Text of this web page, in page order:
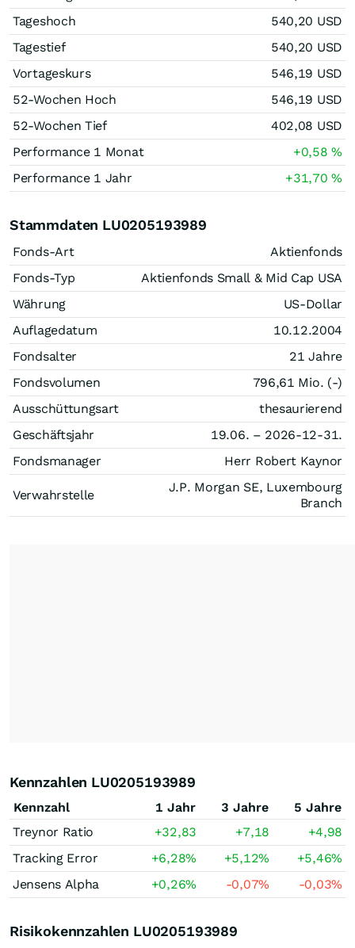
Tageshoch
540,20 USD
Tagestief
540,20 USD
Vortageskurs
546,19 USD
52-Wochen Hoch
546,19 USD
52-Wochen Tief
402,08 USD
Performance 1 Monat
+0,58%
Performance 1 Jahr
+31,70%
Stammdaten LU0205193989
Fonds-Art
Aktienfonds
Fonds-Typ
Aktienfonds Small & Mid Cap USA
Währung
US-Dollar
Auflagedatum
10.12.2004
Fondsalter
21 Jahre
Fondsvolumen
796,61 Mio. (-)
Ausschüttungsart
thesaurierend
Geschäftsjahr
19.06. – 2026-12-31.
Fondsmanager
Herr Robert Kaynor
Verwahrstelle
J.P. Morgan SE, Luxembourg
Branch
Kennzahlen LU0205193989
Kennzahl 1 Jahr 3 Jahre
5 Jahre
Treynor Ratio
+32,83 +7,18
+4,98
Tracking Error
+6,28% +5,12% +5,46%
Jensens Alpha
+0,26% -0,07% -0,03%
Risikokennzahlen LU0205193989